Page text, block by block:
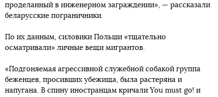
проделанный в инженерном заграждении», — рассказали
беларусские пограничники.
По их данным, силовики Польши «тщательно
осматривали» личные вещи мигрантов.
«Подгоняемая агрессивной служебной собакой группа
беженцев, просивших убежища, была растеряна и
напугана. В спину иностранцам кричали You must go! и